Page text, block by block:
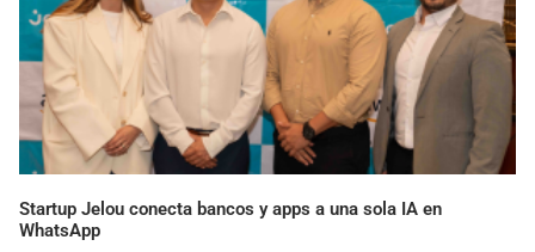
Startup Jelou conecta bancos y apps a una sola IA en
WhatsApp